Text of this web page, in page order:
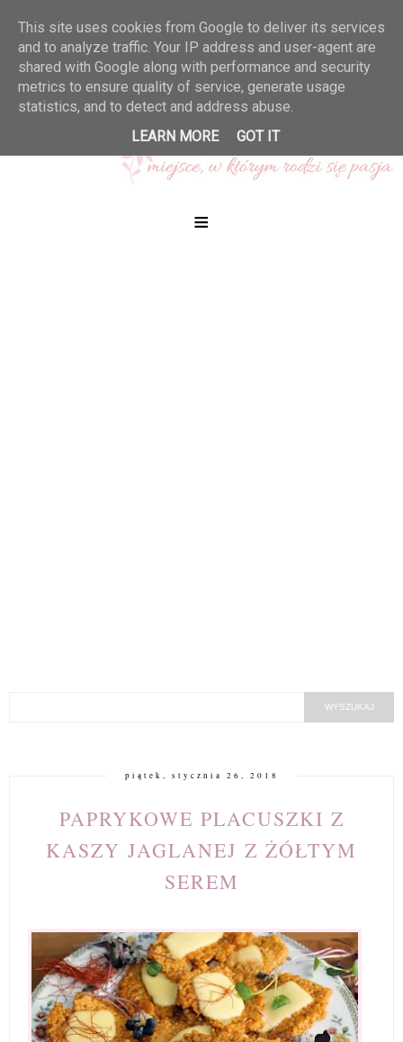
≡
piątek, stycznia 26, 2018
PAPRYKOWE PLACUSZKI Z
KASZY JAGLANEJ Z ŻÓŁTYM
SEREM
This site uses cookies from Google to deliver its services
and to analyze traffic. Your IP address and user-agent are
shared with Google along with performance and security
metrics to ensure quality of service, generate usage
statistics, and to detect and address abuse.
LEARN MORE
GOT IT